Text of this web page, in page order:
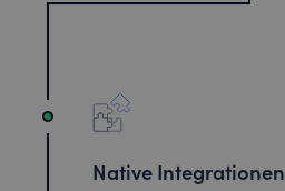
Native Integrationen